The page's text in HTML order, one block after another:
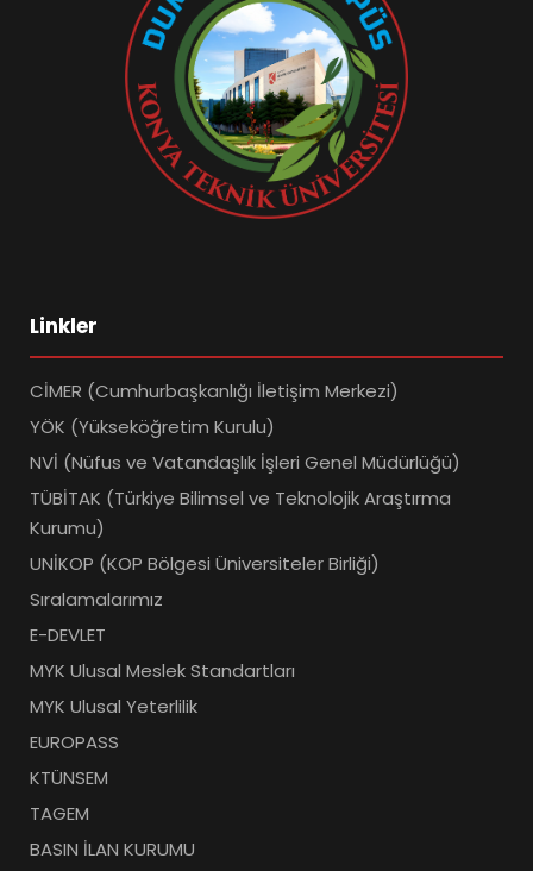
Linkler
CİMER (Cumhurbaşkanlığı İletişim Merkezi)
YÖK (Yükseköğretim Kurulu)
NVİ (Nüfus ve Vatandaşlık İşleri Genel Müdürlüğü)
TÜBİTAK (Türkiye Bilimsel ve Teknolojik Araştırma
Kurumu)
UNİKOP (KOP Bölgesi Üniversiteler Birliği)
Sıralamalarımız
E-DEVLET
MYK Ulusal Meslek Standartları
MYK Ulusal Yeterlilik
EUROPASS
KTÜNSEM
TAGEM
BASIN İLAN KURUMU